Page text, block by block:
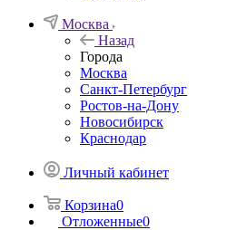
Москва
Назад
Города
Москва
Санкт-Петербург
Ростов-на-Дону
Новосибирск
Краснодар
Личный кабинет
Корзина0
Отложенные0